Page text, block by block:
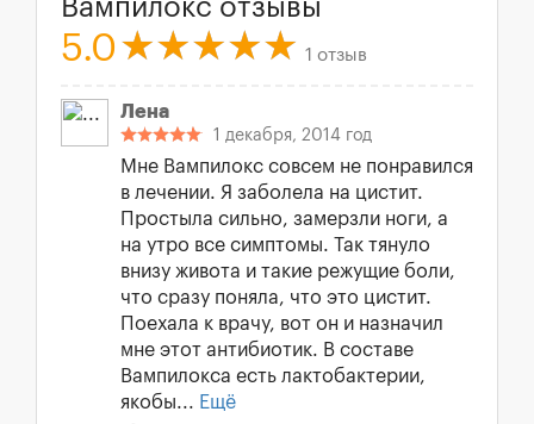
Вампилокс отзывы
5.0 1 отзыв
Лена
1 декабря, 2014 год
Мне Вампилокс совсем не понравился
в лечении. Я заболела на цистит.
Простыла сильно, замерзли ноги, а
на утро все симптомы. Так тянуло
внизу живота и такие режущие боли,
что сразу поняла, что это цистит.
Поехала к врачу, вот он и назначил
мне этот антибиотик. В составе
Вампилокса есть лактобактерии,
якобы... Ещё